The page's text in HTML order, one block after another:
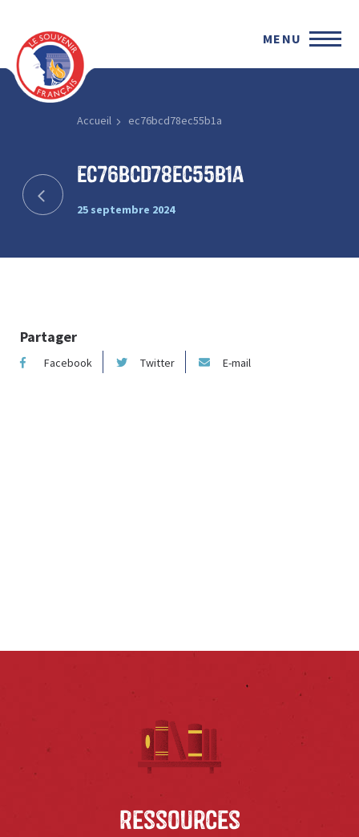
MENU
Accueil ec76bcd78ec55b1a
ec76bcd78ec55b1a
25 septembre 2024
Partager
Facebook Twitter E-mail
Ressources